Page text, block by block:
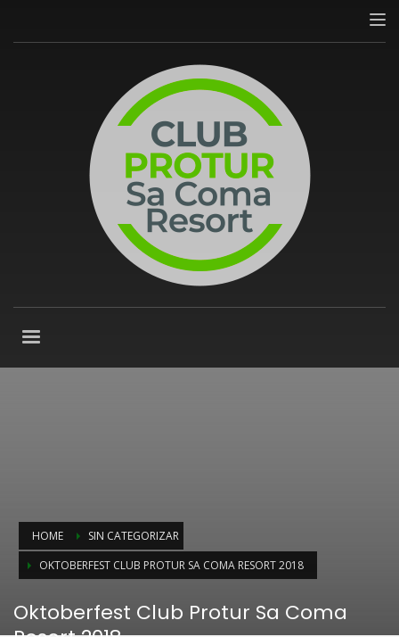
HOME
SIN CATEGORIZAR
OKTOBERFEST CLUB PROTUR SA COMA RESORT 2018
Oktoberfest Club Protur Sa Coma